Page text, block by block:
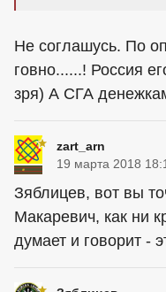
Не соглашусь. По
говно......! Россия
зря) А СГА
zart_arn
19 марта 2018
Зяблицев, вот вы
Макаревич, как ни
думает и говорит -